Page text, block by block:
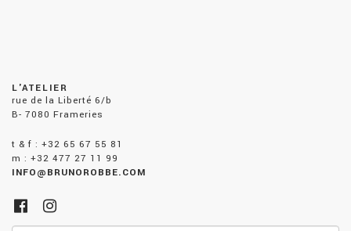
L'ATELIER
rue de la Liberté 6/b
B- 7080 Frameries
t & f : +32 65 67 55 81
m : +32 477 27 11 99
INFO@BRUNOROBBE.COM